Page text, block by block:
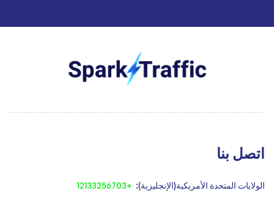
اتصل بنا
الولايات المتحدة الأمريكية(الإنجليزية): +12133256703